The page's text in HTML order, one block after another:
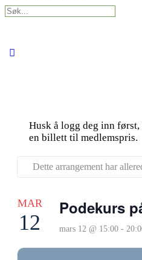
Search
Husk å logg deg inn
en billett til medlemspris.
Dette arrangement har
MAR
12
Podekurs
mars 12 @ 15:00 -